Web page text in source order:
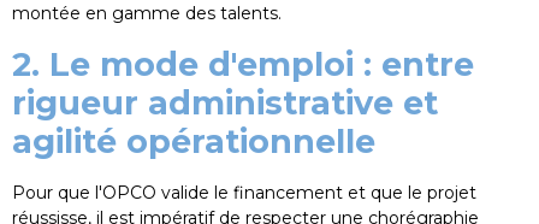
montée en gamme des talents.
2. Le mode d'emploi : entre
rigueur administrative et
agilité opérationnelle
Pour que l'OPCO valide le financement et que le projet
réussisse, il est impératif de respecter une chorégraphie